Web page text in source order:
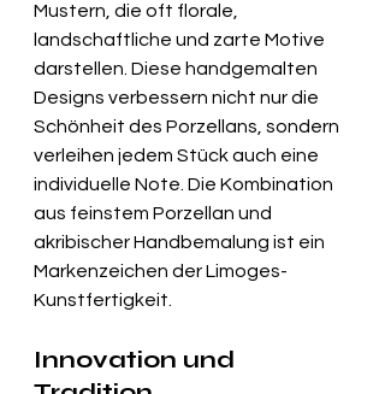
Mustern, die oft florale,
landschaftliche und zarte Motive
darstellen. Diese handgemalten
Designs verbessern nicht nur die
Schönheit des Porzellans, sondern
verleihen jedem Stück auch eine
individuelle Note. Die Kombination
aus feinstem Porzellan und
akribischer Handbemalung ist ein
Markenzeichen der Limoges-
Kunstfertigkeit.
Innovation und